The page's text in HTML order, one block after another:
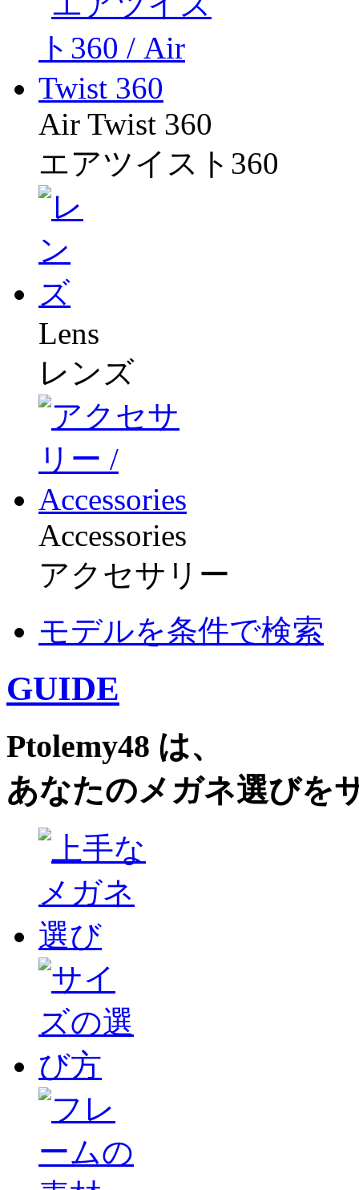
Air Twist 360
エアツイスト360
Lens
レンズ
Accessories
アクセサリー
モデルを条件で検索
GUIDE
Ptolemy48 は、
あなたのメガネ選びを